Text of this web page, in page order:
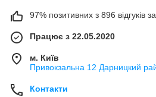
97% позитивних з 896 відгуків за
Працює з 22.05.2020
м. Київ
Привокзальна 12 Дарницкий
Контакти